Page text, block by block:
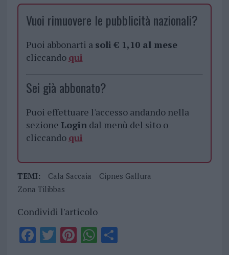
Vuoi rimuovere le pubblicità nazionali?
Puoi abbonarti a soli € 1,10 al mese
cliccando qui
Sei già abbonato?
Puoi effettuare l'accesso andando nella
sezione Logindal menù del sito o
cliccando qui
TEMI: Cala Saccaia
Cipnes Gallura
Zona Tilibbas
Condividi l'articolo
F T PiWS